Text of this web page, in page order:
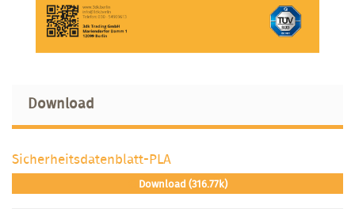
Download
Sicherheitsdatenblatt-PLA
Download (316.77k)